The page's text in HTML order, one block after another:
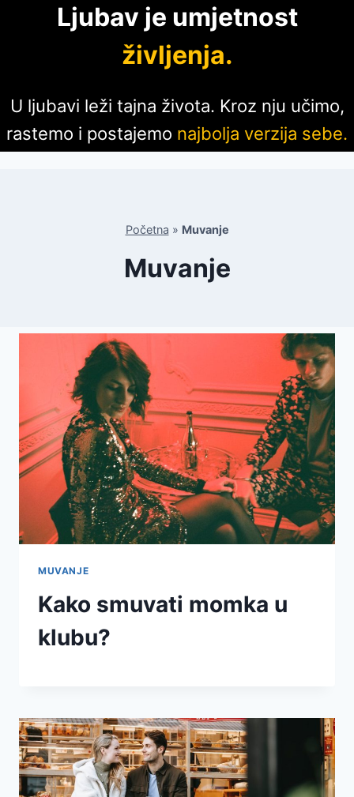
Ljubav je umjetnost
življenja.
U ljubavi leži tajna života. Kroz nju učimo,
rastemo i postajemo najbolja verzija sebe.
Početna » Muvanje
Muvanje
MUVANJE
Kako smuvati momka u
klubu?